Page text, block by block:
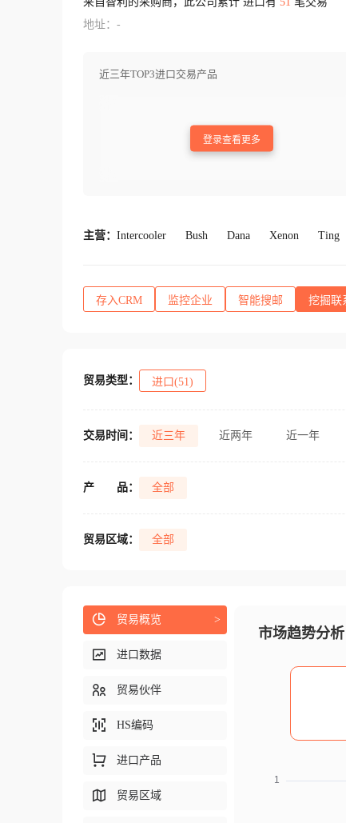
地址：-
近三年TOP3进口交易产品
登录查看更多
主营： Intercooler Bush Dana Xenon Ting
存入CRM 监控企业 智能搜邮 挖掘联
贸易类型： 进口(51)
交易时间： 近三年 近两年 近一年
产 品： 全部
贸易区域： 全部
市场趋势分析
贸易概览 >
进口数据
贸易伙伴
HS编码
进口产品
贸易区域